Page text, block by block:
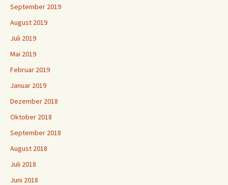
September 2019
August 2019
Juli 2019
Mai 2019
Februar 2019
Januar 2019
Dezember 2018
Oktober 2018
September 2018
August 2018
Juli 2018
Juni 2018